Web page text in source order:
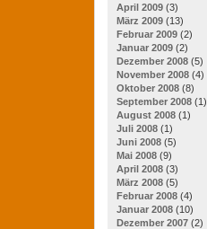
April 2009 (3)
März 2009 (13)
Februar 2009 (2)
Januar 2009 (2)
Dezember 2008 (5)
November 2008 (4)
Oktober 2008 (8)
September 2008 (1)
August 2008 (1)
Juli 2008 (1)
Juni 2008 (5)
Mai 2008 (9)
April 2008 (3)
März 2008 (5)
Februar 2008 (4)
Januar 2008 (10)
Dezember 2007 (2)